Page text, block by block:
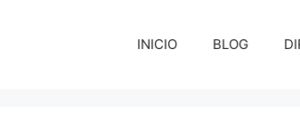
INICIO BLOG